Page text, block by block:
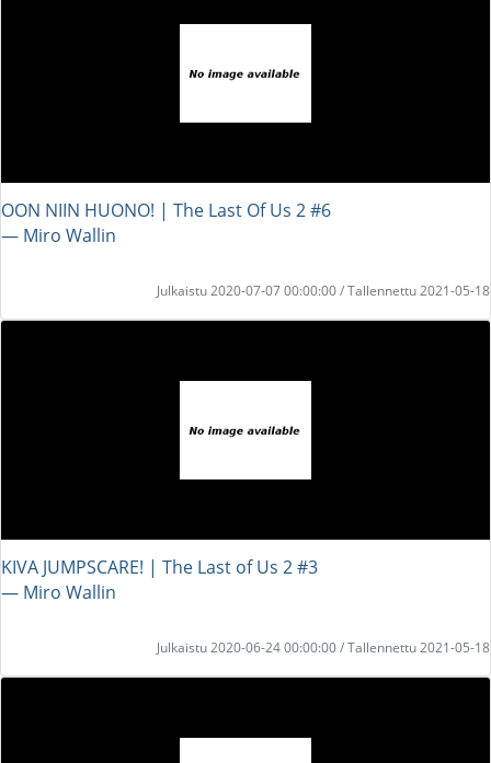
OON NIIN HUONO! | The Last Of Us 2 #6
― Miro Wallin
Julkaistu 2020-07-07 00:00:00 / Tallennettu 2021-05-18
KIVA JUMPSCARE! | The Last of Us 2 #3
― Miro Wallin
Julkaistu 2020-06-24 00:00:00 / Tallennettu 2021-05-18